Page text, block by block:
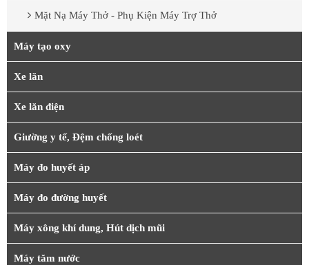
Mặt Nạ Máy Thở - Phụ Kiện Máy Trợ Thở
Máy tạo oxy
Xe lăn
Xe lăn điện
Giường y tế, Đệm chống loét
Máy đo huyết áp
Máy đo đường huyết
Máy xông khí dung, Hút dịch mũi
Máy tăm nước